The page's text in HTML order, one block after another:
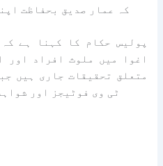
کہ عمار صدیق بحفاظت
پولیس حکام کا کہنا ہے
اغوا میں ملوث افراد اور
متعلق تحقیقات جاری ہیں
ٹی وی فوٹیجز اور